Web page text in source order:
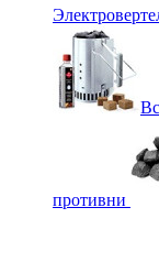
противни